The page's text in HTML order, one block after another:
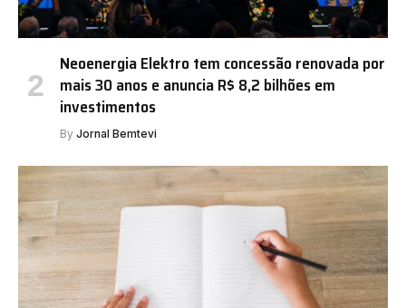
Neoenergia Elektro tem concessão renovada por
mais 30 anos e anuncia R$ 8,2 bilhões em
investimentos
By Jornal Bemtevi